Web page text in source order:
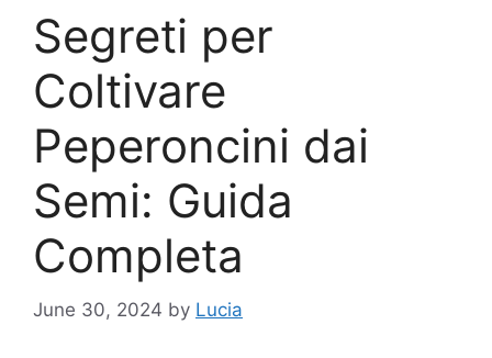
Segreti per
Coltivare
Peperoncini dai
Semi: Guida
Completa
June 30, 2024 by Lucia